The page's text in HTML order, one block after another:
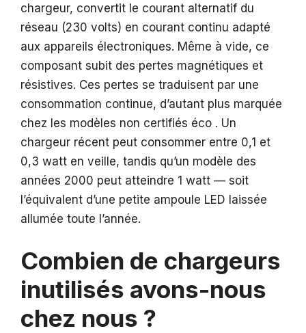
chargeur, convertit le courant alternatif du
réseau (230 volts) en courant continu adapté
aux appareils électroniques. Même à vide, ce
composant subit des pertes magnétiques et
résistives. Ces pertes se traduisent par une
consommation continue, d’autant plus marquée
chez les modèles non certifiés éco . Un
chargeur récent peut consommer entre 0,1 et
0,3 watt en veille, tandis qu’un modèle des
années 2000 peut atteindre 1 watt — soit
l’équivalent d’une petite ampoule LED laissée
allumée toute l’année.
Combien de chargeurs
inutilisés avons-nous
chez nous ?